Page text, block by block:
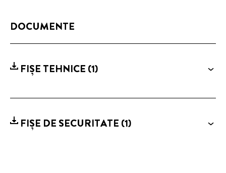
DOCUMENTE
FIȘE TEHNICE (1)
FIȘE DE SECURITATE (1)